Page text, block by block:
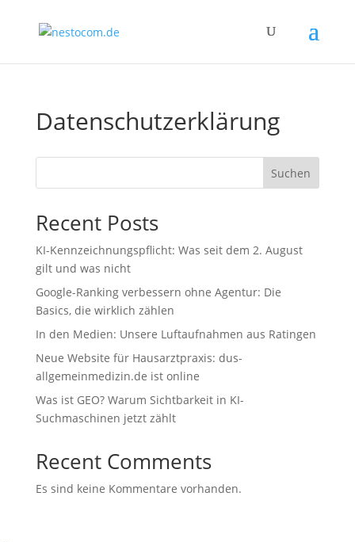
Datenschutzerklärung
Suchen
Recent Posts
KI-Kennzeichnungspflicht: Was seit dem 2. August
gilt und was nicht
Google-Ranking verbessern ohne Agentur: Die
Basics, die wirklich zählen
In den Medien: Unsere Luftaufnahmen aus Ratingen
Neue Website für Hausarztpraxis: dus-
allgemeinmedizin.de ist online
Was ist GEO? Warum Sichtbarkeit in KI-
Suchmaschinen jetzt zählt
Recent Comments
Es sind keine Kommentare vorhanden.